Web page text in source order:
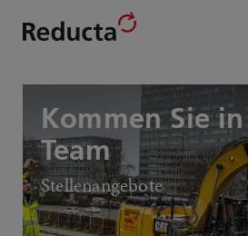
Kommen Sie
Team
Stel­len­an­ge­bo­te